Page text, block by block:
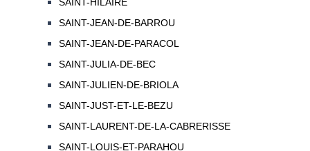
SAINT-HILAIRE
SAINT-JEAN-DE-BARROU
SAINT-JEAN-DE-PARACOL
SAINT-JULIA-DE-BEC
SAINT-JULIEN-DE-BRIOLA
SAINT-JUST-ET-LE-BEZU
SAINT-LAURENT-DE-LA-CABRERISSE
SAINT-LOUIS-ET-PARAHOU